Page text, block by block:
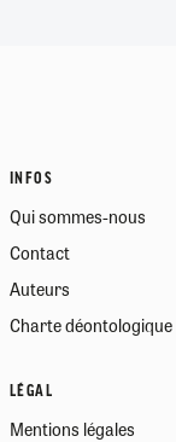
INFOS
Qui sommes-nous
Contact
Auteurs
Charte déontologique
LÉGAL
Mentions légales